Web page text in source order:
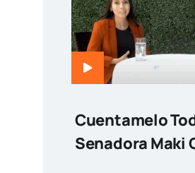
Cuentamelo
Senadora Maki